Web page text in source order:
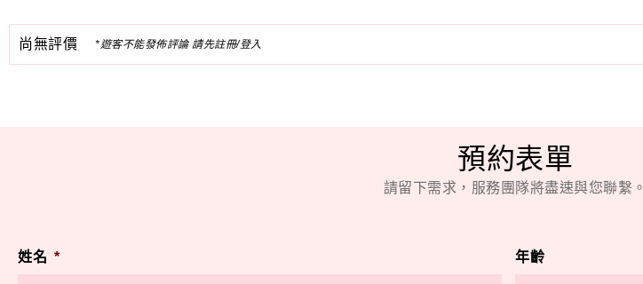
尚無評價 *遊客不能發佈評論 請先註冊/登入
預約表單
請留下需求，服務團隊將盡速與您聯繫。
姓名 * 年齡